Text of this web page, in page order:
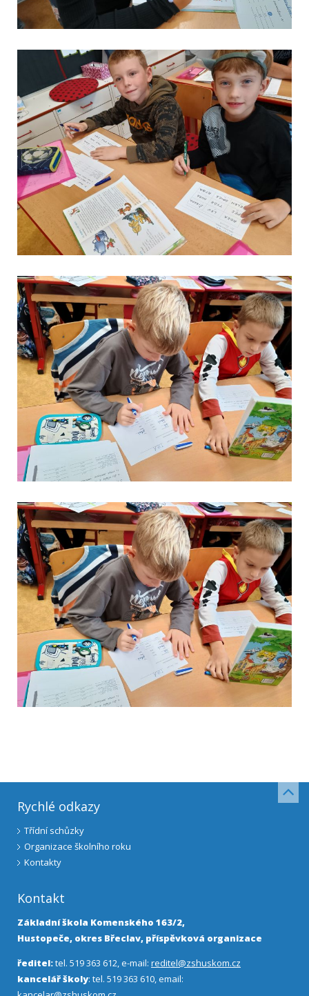
Rychlé odkazy
Třídní schůzky
Organizace školního roku
Kontakty
Kontakt
Základní škola Komenského 163/2,
Hustopeče, okres Břeclav, příspěvková organizace
ředitel:tel. 519 363 612, e-mail: reditel@zshuskom.cz
kancelář školy: tel. 519 363 610, email: